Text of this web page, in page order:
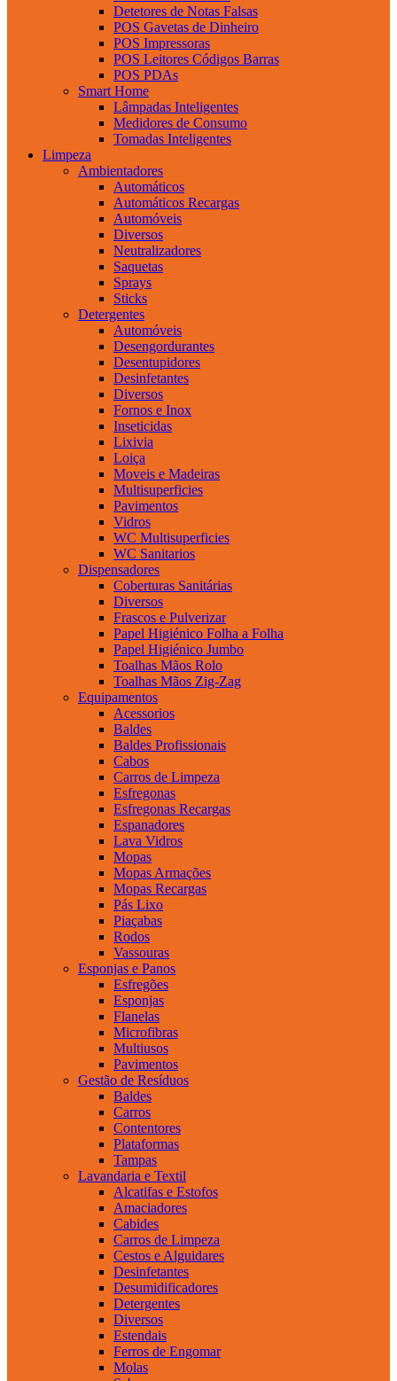
Detetores de Notas Falsas
POS Gavetas de Dinheiro
POS Impressoras
POS Leitores Códigos Barras
POS PDAs
Smart Home
Lâmpadas Inteligentes
Medidores de Consumo
Tomadas Inteligentes
Limpeza
Ambientadores
Automáticos
Automáticos Recargas
Automóveis
Diversos
Neutralizadores
Saquetas
Sprays
Sticks
Detergentes
Automóveis
Desengordurantes
Desentupidores
Desinfetantes
Diversos
Fornos e Inox
Inseticidas
Lixivia
Loiça
Moveis e Madeiras
Multisuperficies
Pavimentos
Vidros
WC Multisuperficies
WC Sanitarios
Dispensadores
Coberturas Sanitárias
Diversos
Frascos e Pulverizar
Papel Higiénico Folha a Folha
Papel Higiénico Jumbo
Toalhas Mãos Rolo
Toalhas Mãos Zig-Zag
Equipamentos
Acessorios
Baldes
Baldes Profissionais
Cabos
Carros de Limpeza
Esfregonas
Esfregonas Recargas
Espanadores
Lava Vidros
Mopas
Mopas Armações
Mopas Recargas
Pás Lixo
Piaçabas
Rodos
Vassouras
Esponjas e Panos
Esfregões
Esponjas
Flanelas
Microfibras
Multiusos
Pavimentos
Gestão de Resíduos
Baldes
Carros
Contentores
Plataformas
Tampas
Lavandaria e Textil
Alcatifas e Estofos
Amaciadores
Cabides
Carros de Limpeza
Cestos e Alguidares
Desinfetantes
Desumidificadores
Detergentes
Diversos
Estendais
Ferros de Engomar
Molas